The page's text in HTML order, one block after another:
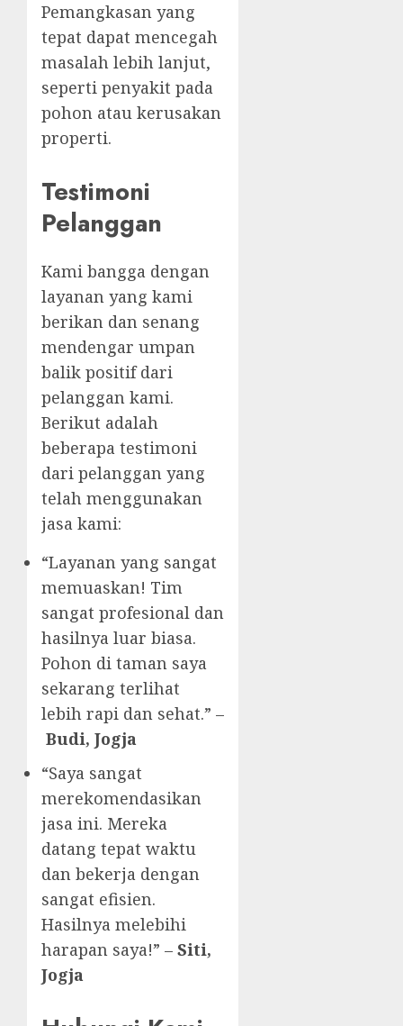
Pemangkasan yang
tepat dapat mencegah
masalah lebih lanjut,
seperti penyakit pada
pohon atau kerusakan
properti.
Testimoni
Pelanggan
Kami bangga dengan
layanan yang kami
berikan dan senang
mendengar umpan
balik positif dari
pelanggan kami.
Berikut adalah
beberapa testimoni
dari pelanggan yang
telah menggunakan
jasa kami:
“Layanan yang sangat
memuaskan! Tim
sangat profesional dan
hasilnya luar biasa.
Pohon di taman saya
sekarang terlihat
lebih rapi dan sehat.” –
Budi, Jogja
“Saya sangat
merekomendasikan
jasa ini. Mereka
datang tepat waktu
dan bekerja dengan
sangat efisien.
Hasilnya melebihi
harapan saya!” – Siti,
Jogja